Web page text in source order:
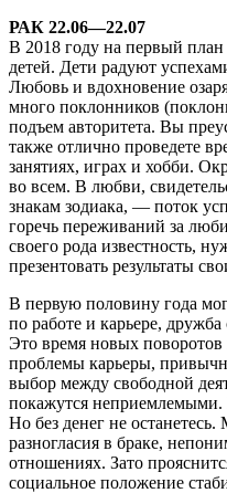
РАК 22.06—22.07
В 2018 году на первый
детей. Дети радуют
Любовь и вдохновение
много поклонников
подъем авторитета. Вы
также отлично проведете
занятиях, играх и хобби.
во всем. В любви,
знакам зодиака, — поток
горечь переживаний за
своего рода известность,
презентовать результаты
В первую половину года
по работе и карьере,
Это время новых поворотов
проблемы карьеры,
выбор между свободной
покажутся
Но без денег не
разногласия в браке,
отношениях. Зато
социальное положение